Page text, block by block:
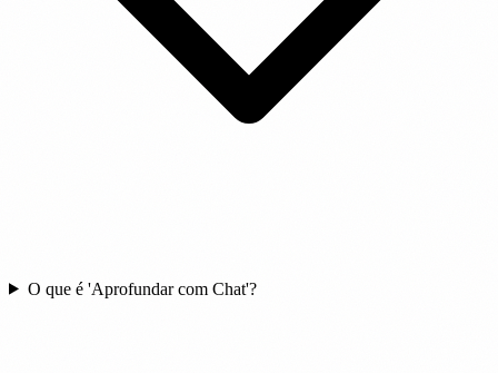
O que é 'Aprofundar com Chat'?